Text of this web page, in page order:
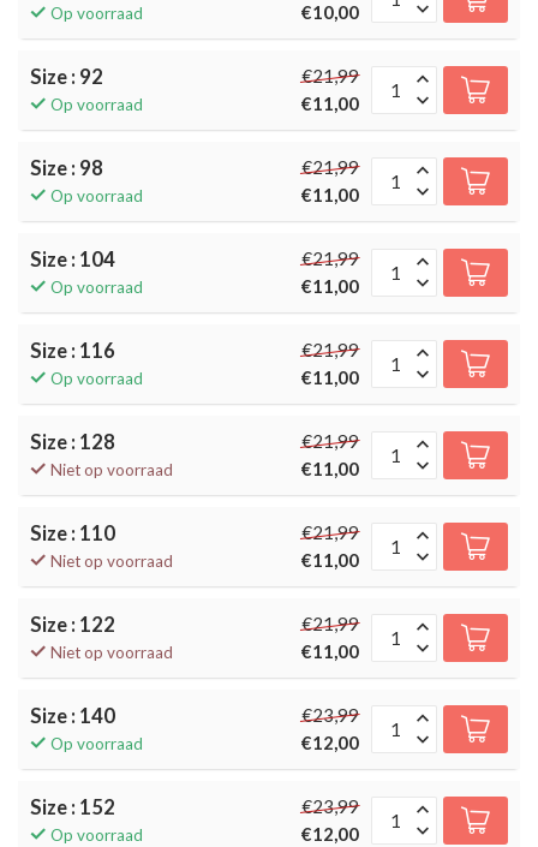
Op voorraad
€10,00
Size : 92
Op voorraad
€21,99
€11,00
Size : 98
Op voorraad
€21,99
€11,00
Size : 104
Op voorraad
€21,99
€11,00
Size : 116
Op voorraad
€21,99
€11,00
Size : 128
Niet op voorraad
€21,99
€11,00
Size : 110
Niet op voorraad
€21,99
€11,00
Size : 122
Niet op voorraad
€21,99
€11,00
Size : 140
Op voorraad
€23,99
€12,00
Size : 152
Op voorraad
€23,99
€12,00